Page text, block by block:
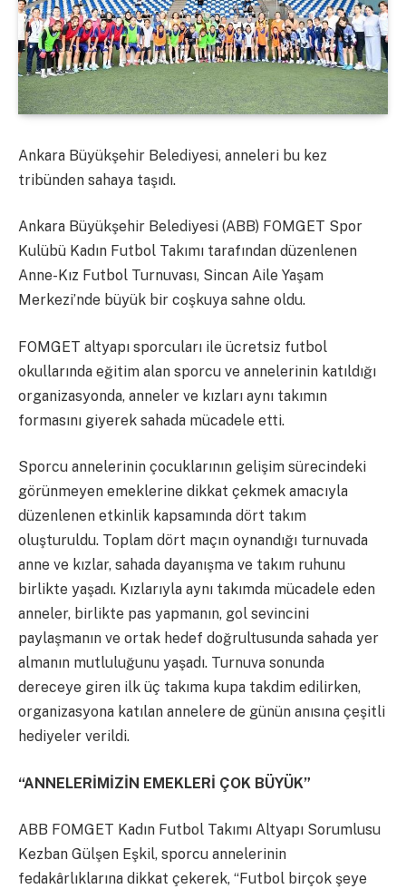
Ankara Büyükşehir Belediyesi, anneleri bu kez
tribünden sahaya taşıdı.
Ankara Büyükşehir Belediyesi (ABB) FOMGET Spor
Kulübü Kadın Futbol Takımı tarafından düzenlenen
Anne-Kız Futbol Turnuvası, Sincan Aile Yaşam
Merkezi’nde büyük bir coşkuya sahne oldu.
FOMGET altyapı sporcuları ile ücretsiz futbol
okullarında eğitim alan sporcu ve annelerinin katıldığı
organizasyonda, anneler ve kızları aynı takımın
formasını giyerek sahada mücadele etti.
Sporcu annelerinin çocuklarının gelişim sürecindeki
görünmeyen emeklerine dikkat çekmek amacıyla
düzenlenen etkinlik kapsamında dört takım
oluşturuldu. Toplam dört maçın oynandığı turnuvada
anne ve kızlar, sahada dayanışma ve takım ruhunu
birlikte yaşadı. Kızlarıyla aynı takımda mücadele eden
anneler, birlikte pas yapmanın, gol sevincini
paylaşmanın ve ortak hedef doğrultusunda sahada yer
almanın mutluluğunu yaşadı. Turnuva sonunda
dereceye giren ilk üç takıma kupa takdim edilirken,
organizasyona katılan annelere de günün anısına çeşitli
hediyeler verildi.
“ANNELERİMİZİN EMEKLERİ ÇOK BÜYÜK”
ABB FOMGET Kadın Futbol Takımı Altyapı Sorumlusu
Kezban Gülşen Eşkil, sporcu annelerinin
fedakârlıklarına dikkat çekerek, “Futbol birçok şeye